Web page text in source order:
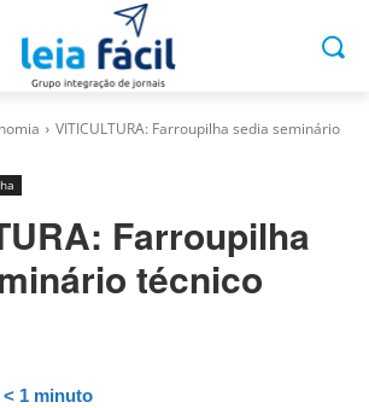
VITICULTURA: Farroupilha sedia seminário
Farroupilha
técnico
< 1 minuto